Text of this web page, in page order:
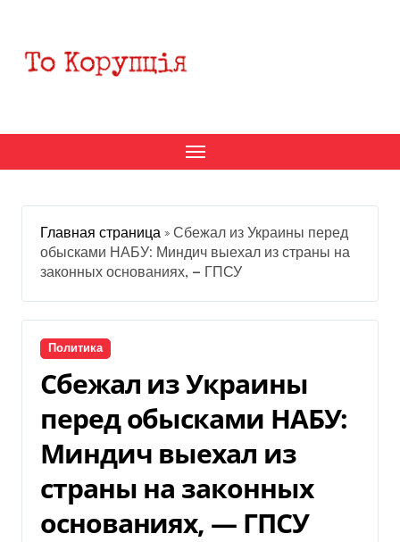
содержанию
Главная страница » Сбежал из Украины перед
обысками НАБУ: Миндич выехал из страны на
законных основаниях, — ГПСУ
Политика
Сбежал из Украины
перед обысками НАБУ:
Миндич выехал из
страны на законных
основаниях, — ГПСУ